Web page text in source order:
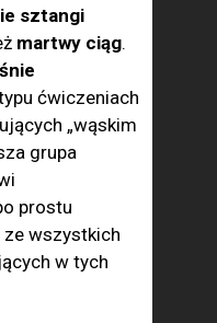
sztangi
martwy ciąg.
ćwiczeniach
„wąskim
grupa
prostu
ze wszystkich
w tych